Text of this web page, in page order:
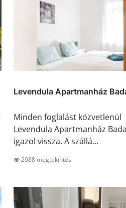
Levendula Apartmanház
Minden foglalást közvetlenül
Levendula Apartmanház
igazol vissza. A szállá...
2088 megtekintés